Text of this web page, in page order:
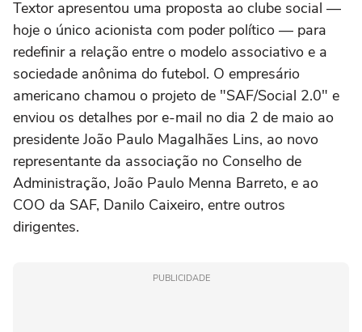
Textor apresentou uma proposta ao clube social —
hoje o único acionista com poder político — para
redefinir a relação entre o modelo associativo e a
sociedade anônima do futebol. O empresário
americano chamou o projeto de "SAF/Social 2.0" e
enviou os detalhes por e-mail no dia 2 de maio ao
presidente João Paulo Magalhães Lins, ao novo
representante da associação no Conselho de
Administração, João Paulo Menna Barreto, e ao
COO da SAF, Danilo Caixeiro, entre outros
dirigentes.
PUBLICIDADE